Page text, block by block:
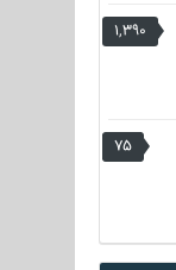
1,390
75